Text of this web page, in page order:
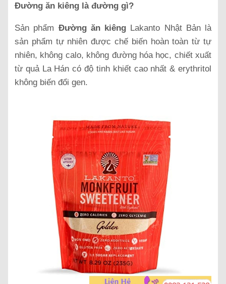
Đường ăn kiêng là đường gì?
Sản phẩm Đường ăn kiêng Lakanto Nhật Bản là
sản phẩm tự nhiên được chế biến hoàn toàn từ tự
nhiên, không calo, không đường hóa học, chiết xuất
từ quả La Hán có độ tinh khiết cao nhất & erythritol
không biến đổi gen.